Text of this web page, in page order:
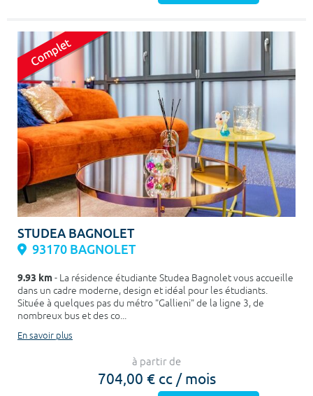
STUDEA BAGNOLET
93170 BAGNOLET
9.93 km- La résidence étudiante Studea Bagnolet vous accueille
dans un cadre moderne, design et idéal pour les étudiants.
Située à quelques pas du métro "Gallieni" de la ligne 3, de
nombreux bus et des co...
En savoir plus
à partir de
704,00 € cc / mois